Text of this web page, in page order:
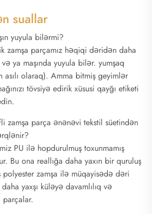
suallar
yuyula bilərmi?
zamşa parçamız həqiqi dəridən daha
ya maşında yuyula bilər. yumşaq
asılı olaraq). Amma bitmiş geyimlər
tövsiyə edirik xüsusi qayğı etiketi
zamşa parça ənənəvi tekstil süetindən
PU ilə hopdurulmuş toxunmamış
Bu ona reallığa daha yaxın bir quruluş
polyester zamşa ilə müqayisədə dəri
yaxşı küləyə davamlılıq və
parçalar.